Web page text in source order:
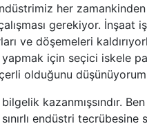
her
gerekiyor. İnşaat
ve döşemeleri
için seçici iskele
olduğunu
kazanmışsındır.
endüstri tecrübesine